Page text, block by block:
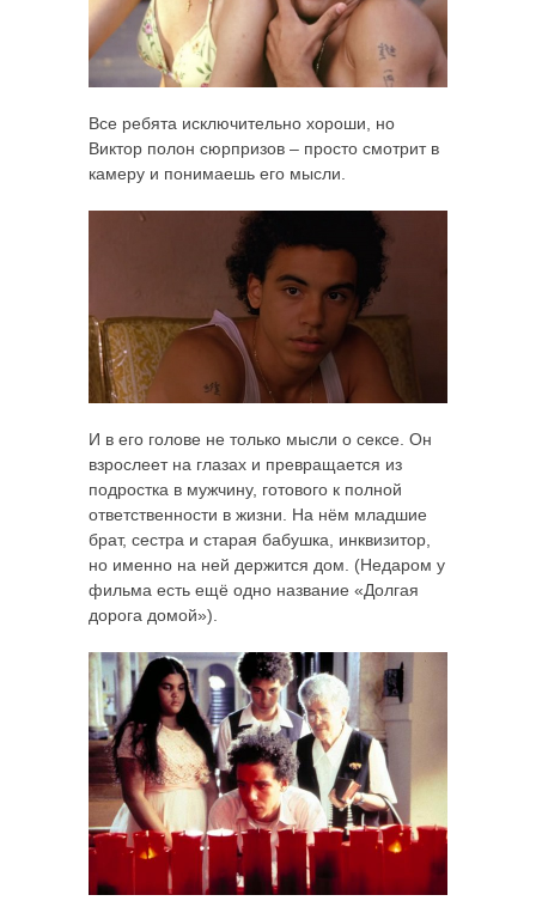
Все ребята исключительно хороши, но
Виктор полон сюрпризов – просто смотрит в
камеру и понимаешь его мысли.
И в его голове не только мысли о сексе. Он
взрослеет на глазах и превращается из
подростка в мужчину, готового к полной
ответственности в жизни. На нём младшие
брат, сестра и старая бабушка, инквизитор,
но именно на ней держится дом. (Недаром у
фильма есть ещё одно название «Долгая
дорога домой»).